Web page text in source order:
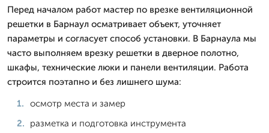
Перед началом работ мастер по врезке вентиляционной
решетки в Барнаул осматривает объект, уточняет
параметры и согласует способ установки. В Барнаула мы
часто выполняем врезку решетки в дверное полотно,
шкафы, технические люки и панели вентиляции. Работа
строится поэтапно и без лишнего шума:
осмотр места и замер
разметка и подготовка инструмента